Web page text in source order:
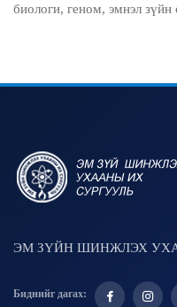
биологи, геном, эмнэл
ЭМ ЗҮЙН ШИНЖЛЭХ
Биднийг дагах: